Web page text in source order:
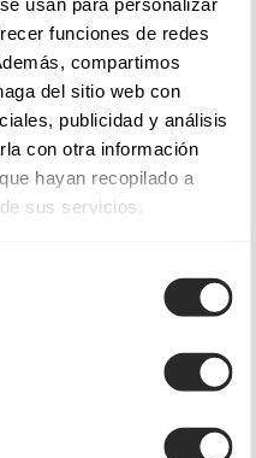
funciones de redes
compartimos
del sitio web con
publicidad y análisis
con otra información
hayan recopilado a
sus servicios.